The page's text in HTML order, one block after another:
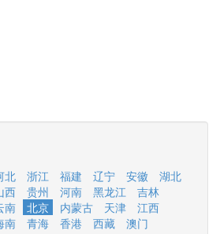
北 浙江 福建 辽宁 安徽
湖北
西 贵州 河南 黑龙江
吉林
南 北京 内蒙古 天津
江西
南 青海 香港 西藏
澳门